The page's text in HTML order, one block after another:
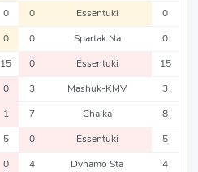
0 0 Essentuki 0
0 0 Spartak Na 0
15 0 Essentuki 15
0 3 Mashuk-KMV 3
1 7 Chaika 8
5 0 Essentuki 5
0 4 Dynamo Sta 4